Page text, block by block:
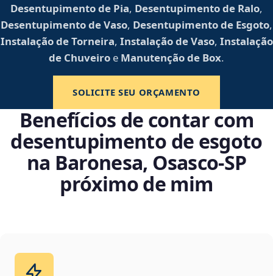
Desentupimento de Pia, Desentupimento de Ralo,
Desentupimento de Vaso, Desentupimento de Esgoto,
Instalação de Torneira, Instalação de Vaso, Instalação
de Chuveiro e Manutenção de Box.
SOLICITE SEU ORÇAMENTO
Benefícios de contar com
desentupimento de esgoto
na Baronesa, Osasco‑SP
próximo de mim